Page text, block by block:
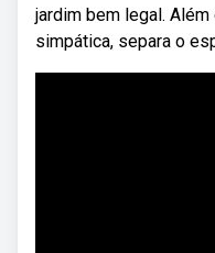
jardim bem legal.
simpática, separa o